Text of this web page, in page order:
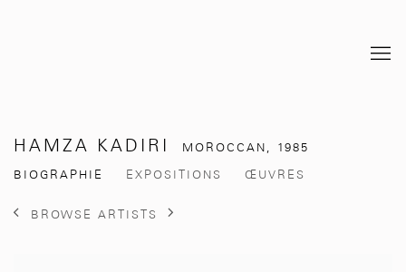
HAMZA KADIRI MOROCCAN, 1985
BIOGRAPHIE
EXPOSITIONS ŒUVRES
BROWSE ARTISTS